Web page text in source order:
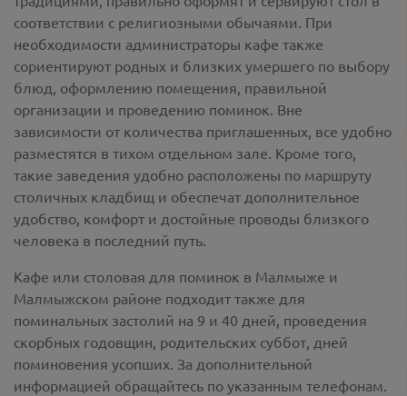
соответствии с религиозными обычаями. При
необходимости администраторы кафе также
сориентируют родных и близких умершего по выбору
блюд, оформлению помещения, правильной
организации и проведению поминок. Вне
зависимости от количества приглашенных, все удобно
разместятся в тихом отдельном зале. Кроме того,
такие заведения удобно расположены по маршруту
столичных кладбищ и обеспечат дополнительное
удобство, комфорт и достойные проводы близкого
человека в последний путь.
Кафе или столовая для поминок в Малмыже и
Малмыжском районе подходит также для
поминальных застолий на 9 и 40 дней, проведения
скорбных годовщин, родительских суббот, дней
поминовения усопших. За дополнительной
информацией обращайтесь по указанным телефонам.